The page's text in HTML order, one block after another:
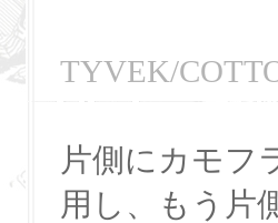
TYVEK/
片側にカモフ
用し、もう片